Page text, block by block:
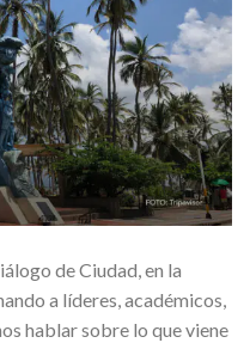
de Ciudad, en la
a líderes, académicos,
hablar sobre lo que viene